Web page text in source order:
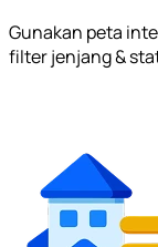
Gunakan peta
filter jenjang &